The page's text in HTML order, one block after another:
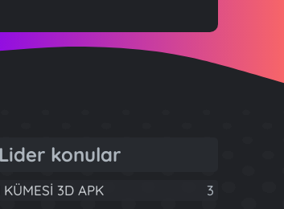
Lider konular
KÜMESİ 3D APK 3